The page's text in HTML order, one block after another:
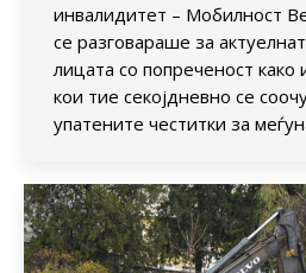
инвалидитет – Мобилност
се разговараше за
лицата со попреченост како
кои тие секојдневно се
упатените честитки за